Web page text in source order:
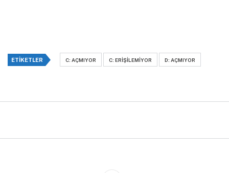
ETIKETLER C: AÇMIYOR C: ERIŞILEMIYOR D: AÇMIYOR